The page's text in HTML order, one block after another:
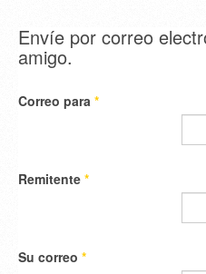
Envíe por correo
amigo.
Correo para *
Remitente *
Su correo *